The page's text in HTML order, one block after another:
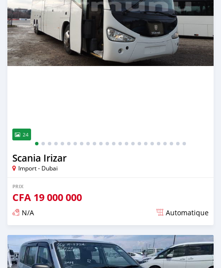
24
Scania Irizar
Import - Dubai
PRIX
CFA 19 000 000
N/A Automatique
Publié il y a plus de 2 ans